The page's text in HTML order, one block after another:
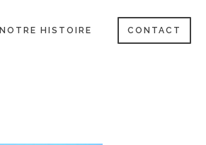
NOTRE HISTOIRE CONTACT